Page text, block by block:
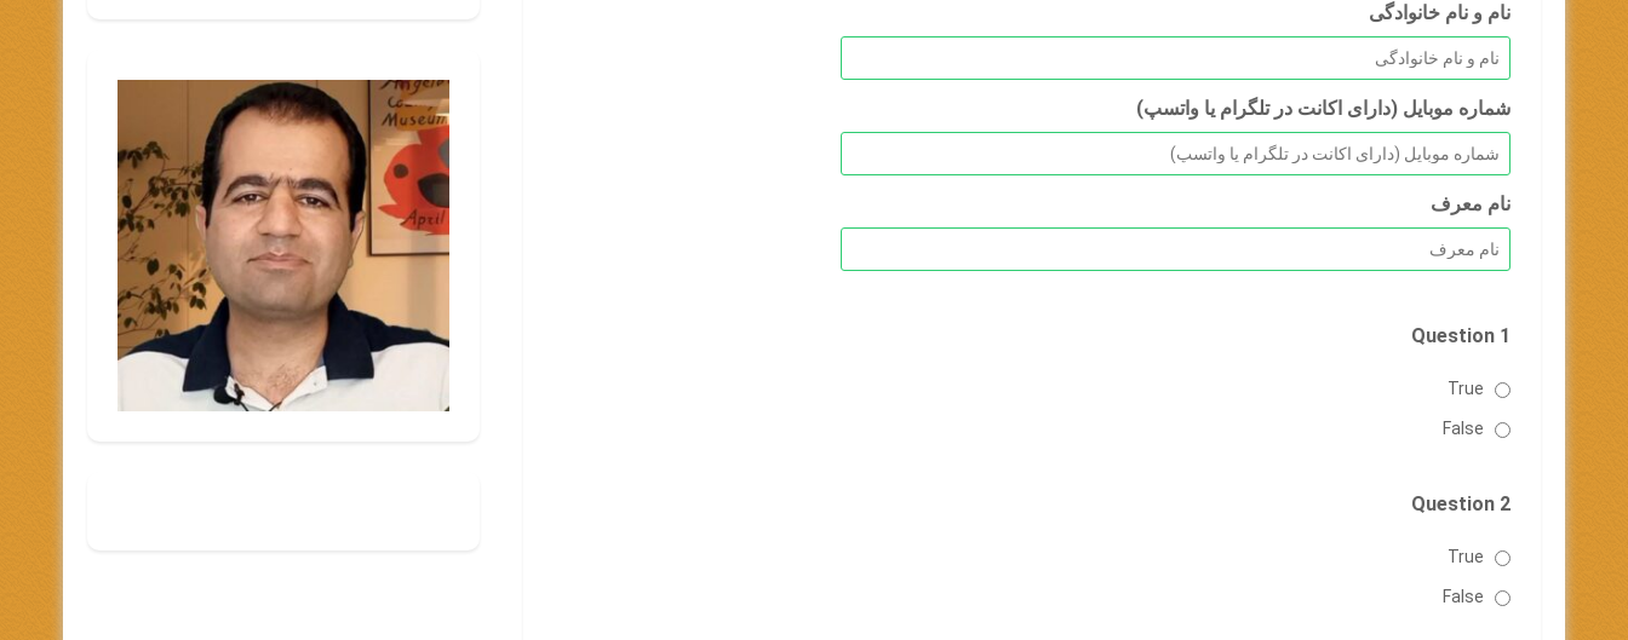
نام و نام خانوادگی
شماره موبایل (دارای اکانت در تلگرام یا واتسپ)
نام معرف
Question 1
True
False
Question 2
True
False